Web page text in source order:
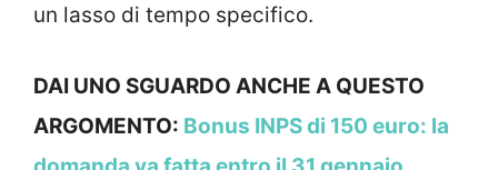
un lasso di tempo specifico.
DAI UNO SGUARDO ANCHE A QUESTO
ARGOMENTO: Bonus INPS di 150 euro: la